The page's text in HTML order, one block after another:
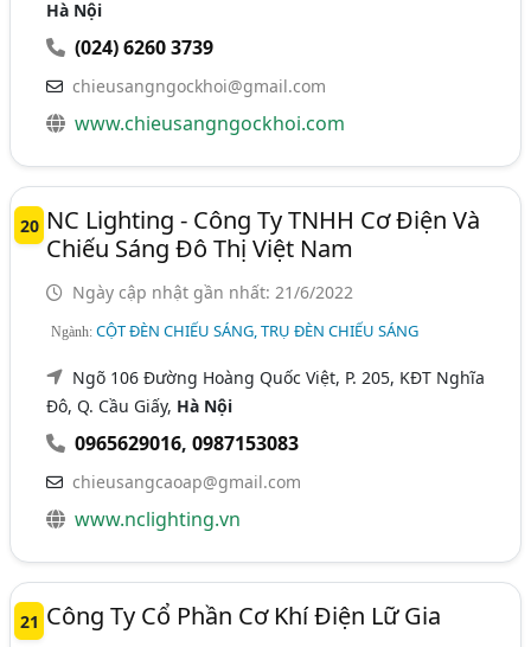
Hà Nội
(024) 6260 3739
chieusangngockhoi@gmail.com
www.chieusangngockhoi.com
20 NC Lighting - Công Ty TNHH Cơ Điện Và
Chiếu Sáng Đô Thị Việt Nam
Ngày cập nhật gần nhất: 21/6/2022
Ngành:CỘT ĐÈN CHIẾU SÁNG, TRỤ ĐÈN CHIẾU SÁNG
Ngõ 106 Đường Hoàng Quốc Việt, P. 205, KĐT Nghĩa
Đô, Q. Cầu Giấy, Hà Nội
0965629016,0987153083
chieusangcaoap@gmail.com
www.nclighting.vn
21 Công Ty Cổ Phần Cơ Khí Điện Lữ Gia